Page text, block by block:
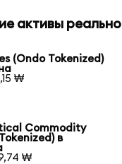
активы
(Ondo Tokenized)
₩
Commodity
в
₩